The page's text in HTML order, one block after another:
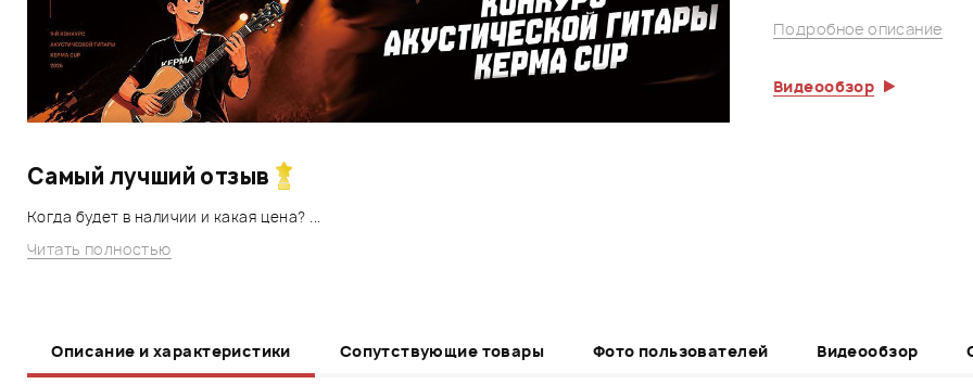
Подробное описание
Видеообзор
Самый лучший отзыв
Когда будет в наличии и какая цена? ...
Читать полностью
Описание и характеристики Сопутствующие товары Фото пользователей Видеообзор